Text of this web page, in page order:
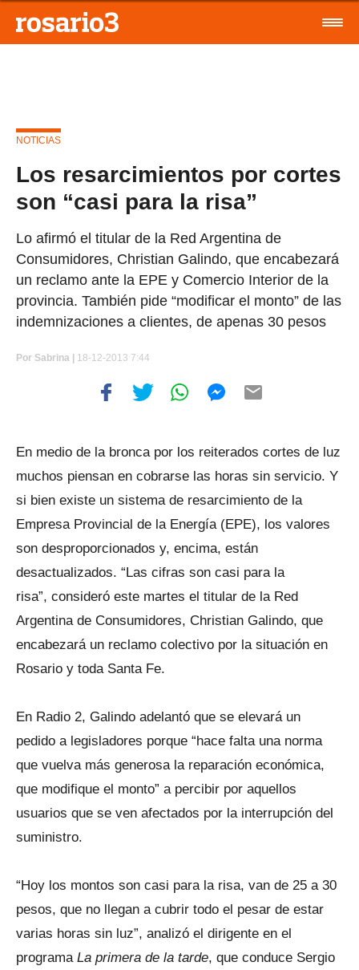
NOTICIAS
Los resarcimientos por cortes
son “casi para la risa”
Lo afirmó el titular de la Red Argentina de
Consumidores, Christian Galindo, que encabezará
un reclamo ante la EPE y Comercio Interior de la
provincia. También pide “modificar el monto” de las
indemnizaciones a clientes, de apenas 30 pesos
Por Sabrina | 18-12-2013 7:44
En medio de la bronca por los reiterados cortes de luz
muchos piensan en cobrarse las horas sin servicio. Y
si bien existe un sistema de resarcimiento de la
Empresa Provincial de la Energía (EPE), los valores
son desproporcionados y, encima, están
desactualizados. “Las cifras son casi para la
risa”, consideró este martes el titular de la Red
Argentina de Consumidores, Christian Galindo, que
encabezará un reclamo colectivo por la situación en
Rosario y toda Santa Fe.
En Radio 2, Galindo adelantó que se elevará un
pedido a legisladores porque “hace falta una norma
que vuelva más generosa la reparación económica,
que modifique el monto” a percibir por aquellos
usuarios que se ven afectados por la interrupción del
suministro.
“Hoy los montos son casi para la risa, van de 25 a 30
pesos, que no llegan a cubrir todo el pesar de estar
varias horas sin luz”, analizó el dirigente en el
programa La primera de la tarde, que conduce Sergio